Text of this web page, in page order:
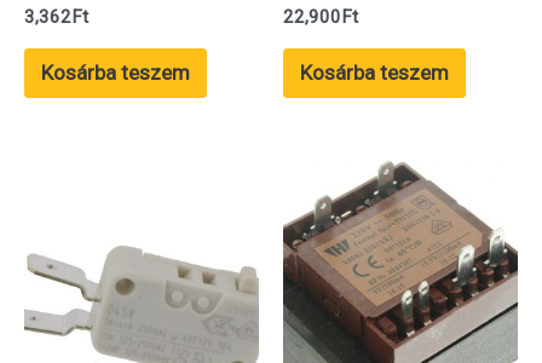
3,362Ft
Kosárba teszem
22,900Ft
Kosárba teszem